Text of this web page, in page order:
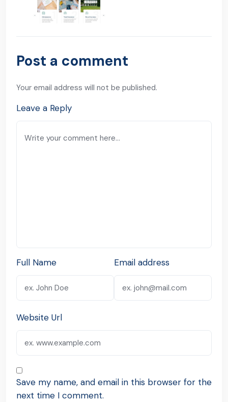
Post a comment
Your email address will not be published.
Leave a Reply
Full Name Email address
Website Url
Save my name, and email in this browser for the
next time I comment.